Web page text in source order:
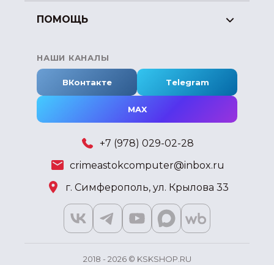
ПОМОЩЬ
НАШИ КАНАЛЫ
ВКонтакте Telegram
MAX
+7 (978) 029-02-28
crimeastokcomputer@inbox.ru
г. Симферополь, ул. Крылова 33
2018 - 2026 © KSKSHOP.RU